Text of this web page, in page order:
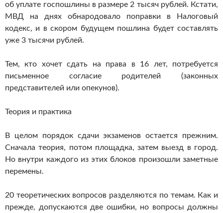
об уплате госпошлины в размере 2 тысяч рублей. Кстати,
МВД на днях обнародовало поправки в Налоговый
кодекс, и в скором будущем пошлина будет составлять
уже 3 тысячи рублей.
Тем, кто хочет сдать на права в 16 лет, потребуется
письменное согласие родителей (законных
представителей или опекунов).
Теория и практика
В целом порядок сдачи экзаменов остается прежним.
Сначала теория, потом площадка, затем выезд в город.
Но внутри каждого из этих блоков произошли заметные
перемены.
20 теоретических вопросов разделяются по темам. Как и
прежде, допускаются две ошибки, но вопросы должны